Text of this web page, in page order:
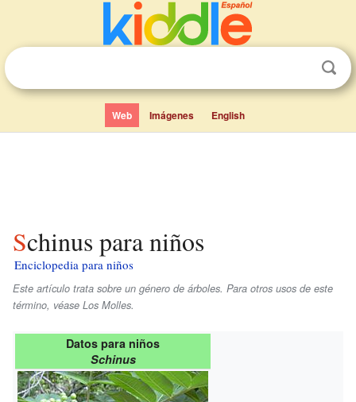
Web Imágenes English
Schinus para niños
Enciclopedia para niños
Este artículo trata sobre un género de árboles. Para otros usos de este
término, véase Los Molles.
Datos para niños
Schinus